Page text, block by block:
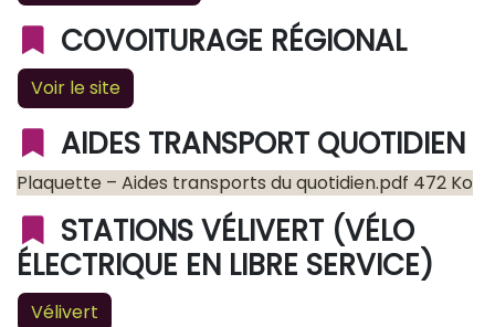
COVOITURAGE RÉGIONAL
Voir le site
AIDES TRANSPORT QUOTIDIEN
Plaquette – Aides transports du quotidien.pdf 472 Ko
STATIONS VÉLIVERT (VÉLO
ÉLECTRIQUE EN LIBRE SERVICE)
Vélivert